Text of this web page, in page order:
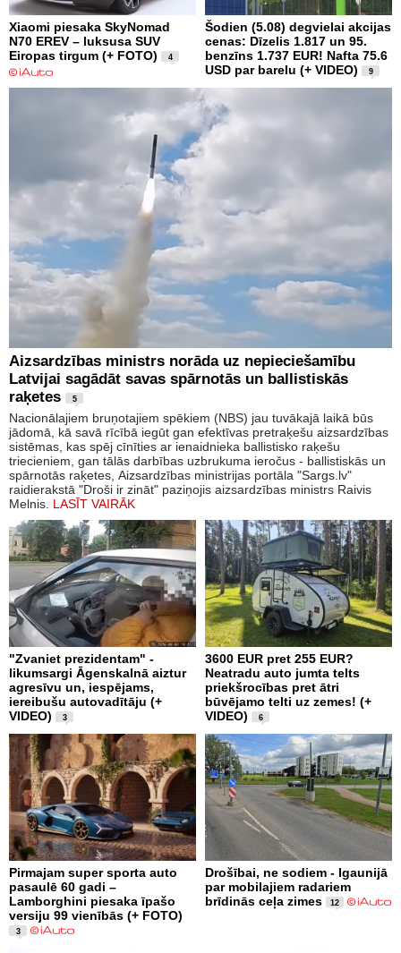
Xiaomi piesaka SkyNomad
N70 EREV – luksusa SUV
Eiropas tirgum (+ FOTO)
4
Šodien (5.08) degvielai akcijas
cenas: Dīzelis 1.817 un 95.
benzīns 1.737 EUR! Nafta 75.6
USD par barelu (+ VIDEO)
9
Aizsardzības ministrs norāda uz nepieciešamību
Latvijai sagādāt savas spārnotās un ballistiskās
raķetes
5
Nacionālajiem bruņotajiem spēkiem (NBS) jau tuvākajā laikā būs
jādomā, kā savā rīcībā iegūt gan efektīvas pretraķešu aizsardzības
sistēmas, kas spēj cīnīties ar ienaidnieka ballistisko raķešu
triecieniem, gan tālās darbības uzbrukuma ieročus - ballistiskās un
spārnotās raķetes, Aizsardzības ministrijas portāla "Sargs.lv"
raidierakstā "Droši ir zināt" paziņojis aizsardzības ministrs Raivis
Melnis. LASĪT VAIRĀK
"Zvaniet prezidentam" -
likumsargi Āgenskalnā aiztur
agresīvu un, iespējams,
iereibušu autovadītāju (+
VIDEO)
3
3600 EUR pret 255 EUR?
Neatradu auto jumta telts
priekšrocības pret ātri
būvējamo telti uz zemes! (+
VIDEO)
6
Pirmajam super sporta auto
pasaulē 60 gadi –
Lamborghini piesaka īpašo
versiju 99 vienībās (+ FOTO)
3
Drošībai, ne sodiem - Igaunijā
par mobilajiem radariem
brīdinās ceļa zimes
12